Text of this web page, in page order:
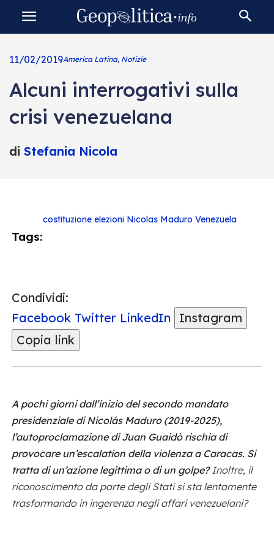
11/02/2019America Latina, Notizie
Alcuni interrogativi sulla
crisi venezuelana
di Stefania Nicola
Tags:
costituzione elezioni Nicolas Maduro Venezuela
Condividi:
Facebook Twitter LinkedIn
Instagram
Copia link
A pochi giorni dall’inizio del secondo mandato
presidenziale di Nicolás Maduro (2019-2025),
l’autoproclamazione di Juan Guaidò rischia di
provocare un’escalation della violenza a Caracas. Si
tratta di un’azione legittima o di un golpe?Inoltre, il
riconoscimento da parte degli Stati si sta lentamente
trasformando in ingerenza negli affari venezuelani?